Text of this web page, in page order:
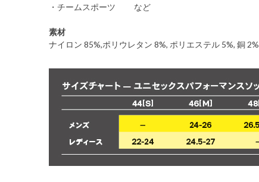
・チームスポーツ など
素材
ナイロン 85%,ポリウレタン 8%, ポリエステル 5%, 銅 2%